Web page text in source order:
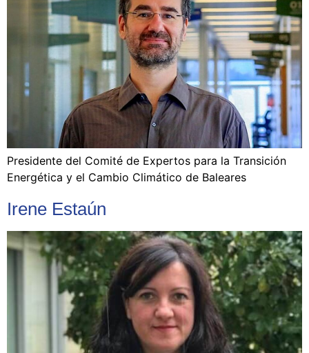
Presidente del Comité de Expertos para la Transición
Energética y el Cambio Climático de Baleares
Irene Estaún